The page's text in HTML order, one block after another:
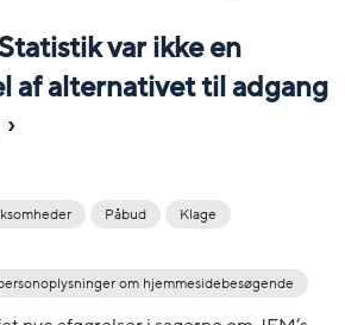
var ikke en
af alternativet til adgang
Påbud
Klage
om hjemmesidebesøgende